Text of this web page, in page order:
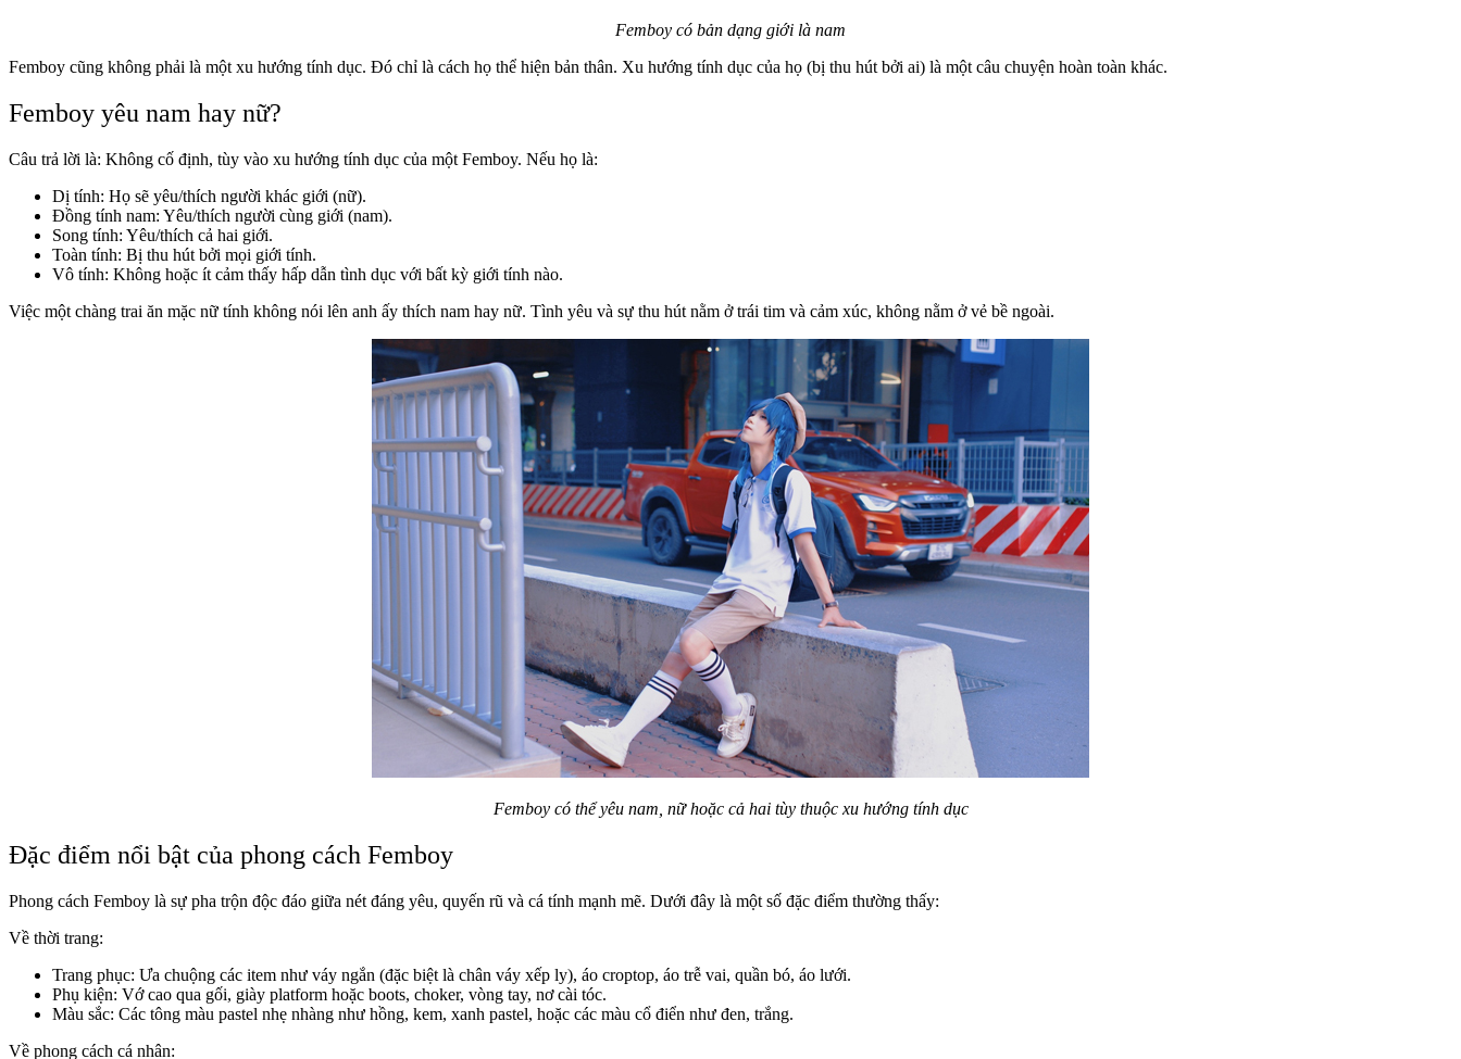
Femboy có bản dạng giới là nam
Femboy cũng không phải là một xu hướng tính dục. Đó chỉ là cách họ thể hiện bản thân. Xu hướng tính dục của họ (bị thu hút bởi ai) là một câu chuyện hoàn toàn khác.
Femboy yêu nam hay nữ?
Câu trả lời là: Không cố định, tùy vào xu hướng tính dục của một Femboy. Nếu họ là:
Dị tính: Họ sẽ yêu/thích người khác giới (nữ).
Đồng tính nam: Yêu/thích người cùng giới (nam).
Song tính: Yêu/thích cả hai giới.
Toàn tính: Bị thu hút bởi mọi giới tính.
Vô tính: Không hoặc ít cảm thấy hấp dẫn tình dục với bất kỳ giới tính nào.
Việc một chàng trai ăn mặc nữ tính không nói lên anh ấy thích nam hay nữ. Tình yêu và sự thu hút nằm ở trái tim và cảm xúc, không nằm ở vẻ bề ngoài.
Femboy có thể yêu nam, nữ hoặc cả hai tùy thuộc xu hướng tính dục
Đặc điểm nổi bật của phong cách Femboy
Phong cách Femboy là sự pha trộn độc đáo giữa nét đáng yêu, quyến rũ và cá tính mạnh mẽ. Dưới đây là một số đặc điểm thường thấy:
Về thời trang:
Trang phục: Ưa chuộng các item như váy ngắn (đặc biệt là chân váy xếp ly), áo croptop, áo trễ vai, quần bó, áo lưới.
Phụ kiện: Vớ cao qua gối, giày platform hoặc boots, choker, vòng tay, nơ cài tóc.
Màu sắc: Các tông màu pastel nhẹ nhàng như hồng, kem, xanh pastel, hoặc các màu cổ điển như đen, trắng.
Về phong cách cá nhân: